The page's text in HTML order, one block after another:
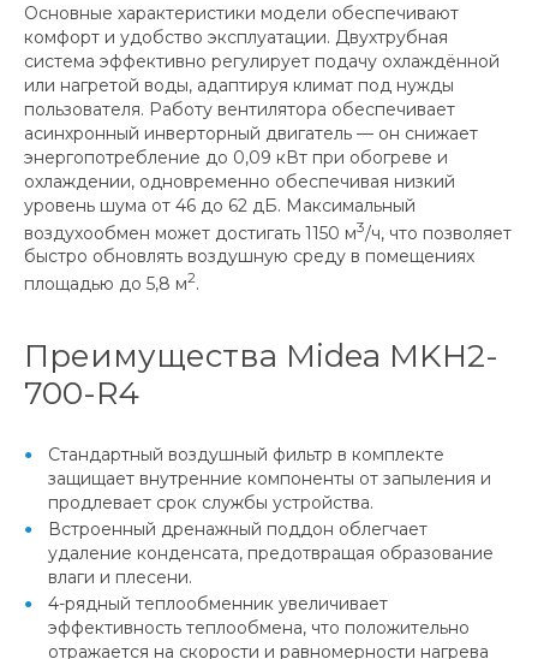
Основные характеристики модели обеспечивают
комфорт и удобство эксплуатации. Двухтрубная
система эффективно регулирует подачу охлаждённой
или нагретой воды, адаптируя климат под нужды
пользователя. Работу вентилятора обеспечивает
асинхронный инверторный двигатель — он снижает
энергопотребление до 0,09 кВт при обогреве и
охлаждении, одновременно обеспечивая низкий
уровень шума от 46 до 62 дБ. Максимальный
воздухообмен может достигать 1150 м3/ч, что позволяет
быстро обновлять воздушную среду в помещениях
площадью до 5,8 м2.
Преимущества Midea MKH2-
700-R4
Стандартный воздушный фильтр в комплекте
защищает внутренние компоненты от запыления и
продлевает срок службы устройства.
Встроенный дренажный поддон облегчает
удаление конденсата, предотвращая образование
влаги и плесени.
4-рядный теплообменник увеличивает
эффективность теплообмена, что положительно
отражается на скорости и равномерности нагрева